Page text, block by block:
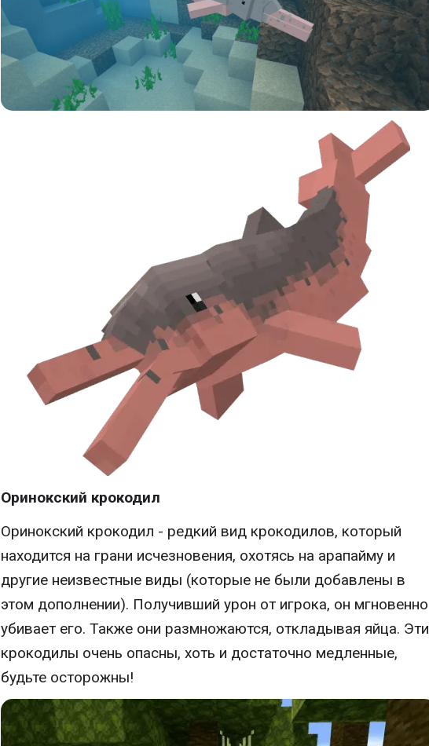
Оринокский крокодил
Оринокский крокодил - редкий вид крокодилов, который
находится на грани исчезновения, охотясь на арапайму и
другие неизвестные виды (которые не были добавлены в
этом дополнении). Получивший урон от игрока, он мгновенно
убивает его. Также они размножаются, откладывая яйца. Эти
крокодилы очень опасны, хоть и достаточно медленные,
будьте осторожны!